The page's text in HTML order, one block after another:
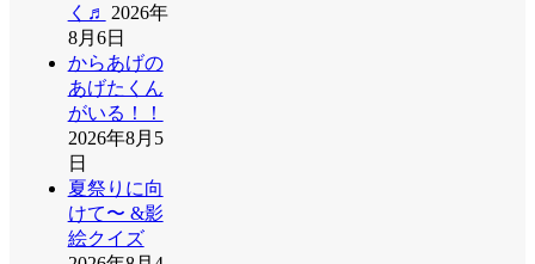
く♬
2026年
8月6日
からあげの
あげたくん
がいる！！
2026年8月5
日
夏祭りに向
けて〜 &影
絵クイズ